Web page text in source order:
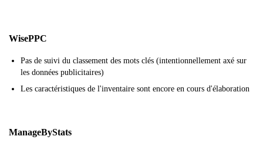
WisePPC
Pas de suivi du classement des mots clés (intentionnellement axé sur
les données publicitaires)
Les caractéristiques de l'inventaire sont encore en cours d'élaboration
ManageByStats